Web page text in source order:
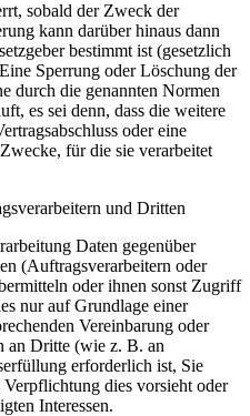
sobald der Zweck der
kann darüber hinaus dann
bestimmt ist (gesetzlich
Sperrung oder Löschung der
durch die genannten Normen
es sei denn, dass die weitere
oder eine
für die sie verarbeitet
und Dritten
Daten gegenüber
(Auftragsverarbeitern oder
oder ihnen sonst Zugriff
nur auf Grundlage einer
Vereinbarung oder
an Dritte (wie z. B. an
erforderlich ist, Sie
dies vorsieht oder
Interessen.